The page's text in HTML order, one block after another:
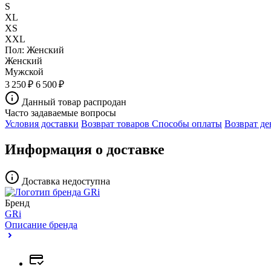
S
XL
XS
XXL
Пол: Женский
Женский
Мужской
3 250 ₽ 6 500 ₽
Данный товар распродан
Часто задаваемые вопросы
Условия доставки Возврат товаров Способы оплаты Возврат
Информация о доставке
Доставка недоступна
Бренд
GRi
Описание бренда